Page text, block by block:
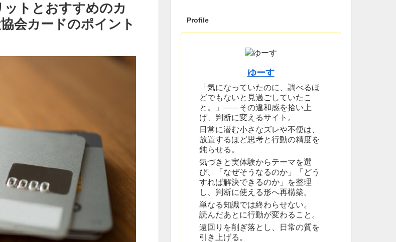
トとおすすめのカ
会カードのポイント
Profile
ゆーす
「気になっていたのに、調べるほ
どでもないと見過ごしていたこ
と。」——その違和感を拾い上
げ、判断に変えるサイト。
日常に潜む小さなズレや不便は、
放置するほど思考と行動の精度を
鈍らせる。
気づきと実体験からテーマを選
び、「なぜそうなるのか」「どう
すれば解決できるのか」を整理
し、判断に使える形へ再構築。
単なる知識では終わらせない。
読んだあとに行動が変わること。
遠回りを削ぎ落とし、日常の質を
引き上げる。